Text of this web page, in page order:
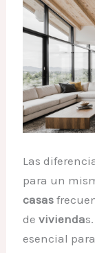
Las
para un
casas
devivienda
esencial